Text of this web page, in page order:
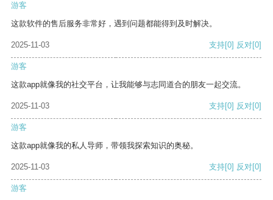
游客
这款软件的售后服务非常好，遇到问题都能得到及时解决。
2025-11-03 支持[0] 反对[0]
游客
这款app就像我的社交平台，让我能够与志同道合的朋友一起交流。
2025-11-03 支持[0] 反对[0]
游客
这款app就像我的私人导师，带领我探索知识的奥秘。
2025-11-03 支持[0] 反对[0]
游客